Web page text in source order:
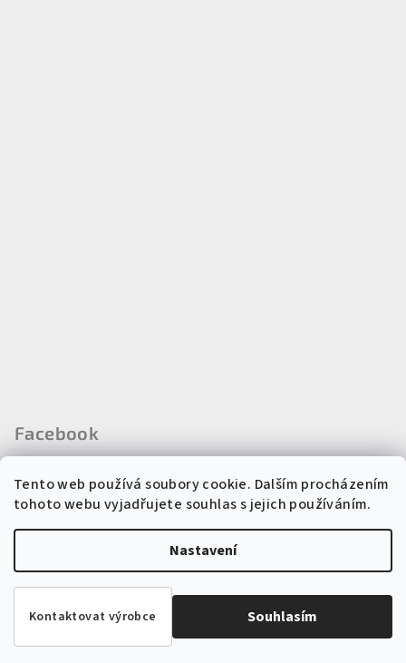
Tento web používá soubory cookie. Dalším procházením
tohoto webu vyjadřujete souhlas s jejich používáním.
Nastavení
Kontaktovat výrobce Souhlasím
Facebook
Instagram
Copyright 2026Regina kosmetika
. Všechna práva vyhrazena.
Vytvořil Shoptet